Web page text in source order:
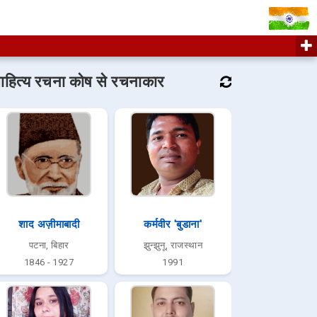
रचना कोष से रचनाकार
शाद अज़ीमाबादी
पटना, बिहार
1846 - 1927
कर्मवीर 'बुडाना'
झुन्झुनू, राजस्थान
1991